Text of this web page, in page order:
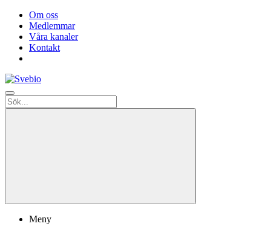
Om oss
Medlemmar
Våra kanaler
Kontakt
Meny